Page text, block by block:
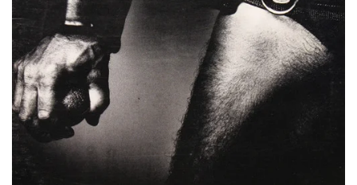
Написание
Исполнение
Продакшн
Инструменты
Написание
Исполнение
Продакшн
Инструменты